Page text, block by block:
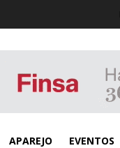
APAREJO EVENTOS